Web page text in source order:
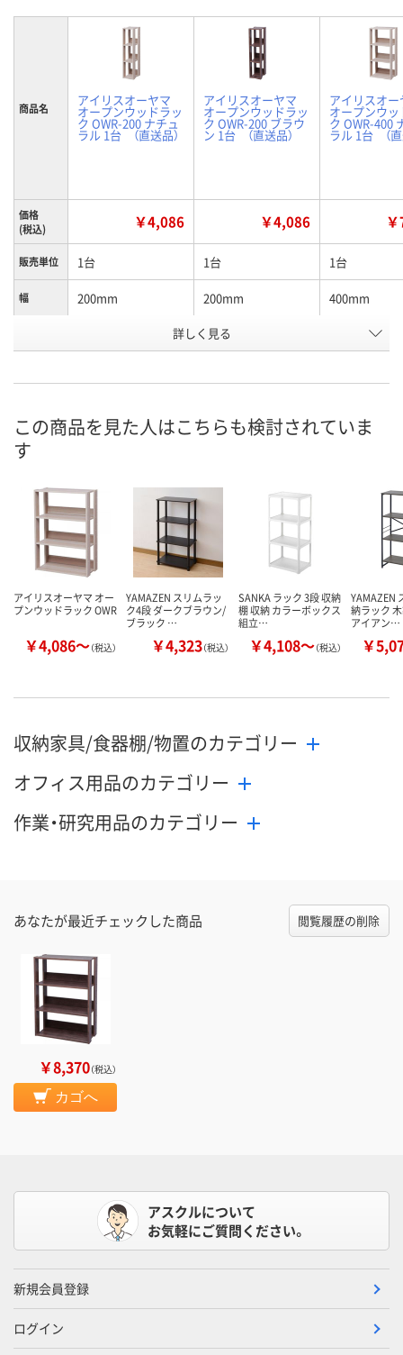
商品名 アイリスオーヤマ
オープンウッドラッ
ク OWR-200 ナチュ
ラル 1台 （直送品）
アイリスオーヤマ
オープンウッドラッ
ク OWR-200 ブラウ
ン 1台 （直送品）
アイリスオー
オープンウ
ク OWR-400
ラル 1台 （直
価格
(税込)
￥4,086 ￥4,086
販売単位 1台 1台 1台
幅 200mm 200mm 400mm
ブラウン ナチュラル
号
お届け日
メーカー都合により
販売停止中です
カゴへ カ
詳しく見る
この商品を見た人はこちらも検討されていま
す
アイリスオーヤマ オー
プンウッドラック OWR
￥4,086～（税込）
YAMAZEN スリムラッ
ク4段 ダークブラウン/
ブラック …
￥4,323（税込）
SANKA ラック 3段 収納
棚 収納 カラーボックス
組立…
￥4,108～（税込）
YAMAZEN
納ラック
アイアン…
￥
収納家具/食器棚/物置のカテゴリー
オフィス用品のカテゴリー
作業・研究用品のカテゴリー
あなたが最近チェックした商品 閲覧履歴の削除
￥8,370（税込）
カゴへ
アスクルについて
お気軽にご質問ください。
新規会員登録
ログイン